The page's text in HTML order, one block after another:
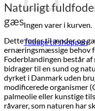
Ingen varer i kurven.
Tilbage til shoppen
Naturligt
gæs
Dette foder til ænder og
ernæringsmæssige behov
Foderblandingen består
bidrager til en sund og
dyrket i Danmark uden
modificerede organismer
palmeolie eller kunstige
råvarer, som naturen har